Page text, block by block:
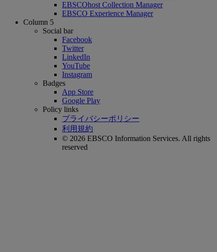
EBSCOhost Collection Manager
EBSCO Experience Manager
Column 5
Social bar
Facebook
Twitter
LinkedIn
YouTube
Instagram
Badges
App Store
Google Play
Policy links
プライバシーポリシー
利用規約
© 2026 EBSCO Information Services. All rights
reserved